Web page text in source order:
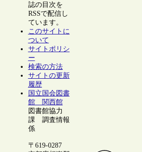
誌の目次を
RSSで配信し
ています。
このサイトに
ついて
サイトポリシ
ー
検索の方法
サイトの更新
履歴
国立国会図書
館 関西館
図書館協力
課 調査情報
係
〒619-0287